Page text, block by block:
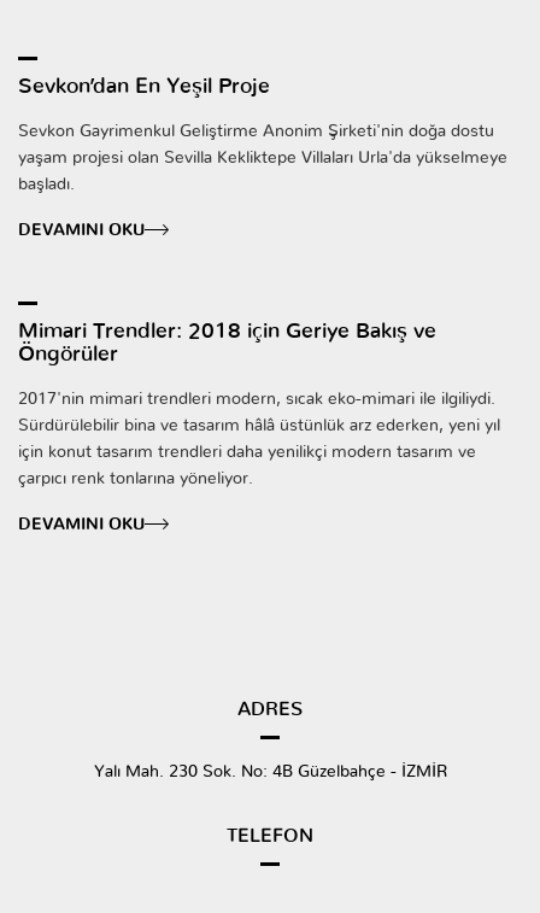
Sevkon’dan En Yeşil Proje
Sevkon Gayrimenkul Geliştirme Anonim Şirketi'nin doğa dostu
yaşam projesi olan Sevilla Kekliktepe Villaları Urla'da yükselmeye
başladı.
DEVAMINI OKU
Mimari Trendler: 2018 için Geriye Bakış ve
Öngörüler
2017'nin mimari trendleri modern, sıcak eko-mimari ile ilgiliydi.
Sürdürülebilir bina ve tasarım hâlâ üstünlük arz ederken, yeni yıl
için konut tasarım trendleri daha yenilikçi modern tasarım ve
çarpıcı renk tonlarına yöneliyor.
DEVAMINI OKU
ADRES
Yalı Mah. 230 Sok. No: 4B Güzelbahçe - İZMİR
TELEFON